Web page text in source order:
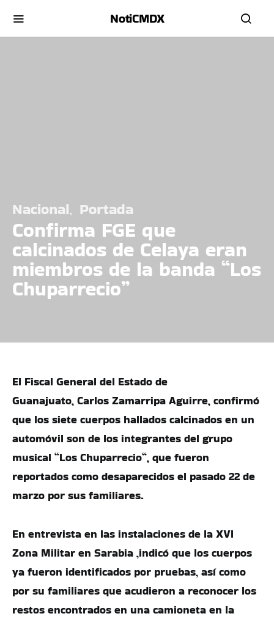
NotiCMDX
Nacional Portada
Confirma FGE que
calcinados de Celaya eran
miembros de la banda “Los
Chuparrecio”
El Fiscal General del Estado de
Guanajuato, Carlos Zamarripa Aguirre, confirmó
que los siete cuerpos hallados calcinados en un
automóvil son de los integrantes del grupo
musical “Los Chuparrecio“, que fueron
reportados como desaparecidos el pasado 22 de
marzo por sus familiares.
En entrevista en las instalaciones de la XVI
Zona Militar en Sarabia ,indicó que los cuerpos
ya fueron identificados por pruebas, así como
por su familiares que acudieron a reconocer los
restos encontrados en una camioneta en la